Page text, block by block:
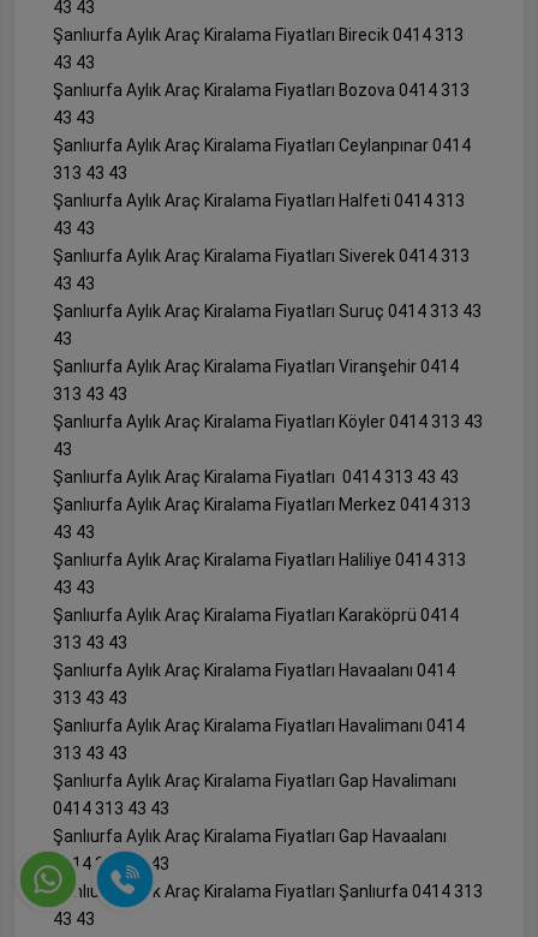
43 43
Şanlıurfa Aylık Araç Kiralama Fiyatları Birecik 0414 313
43 43
Şanlıurfa Aylık Araç Kiralama Fiyatları Bozova 0414 313
43 43
Şanlıurfa Aylık Araç Kiralama Fiyatları Ceylanpınar 0414
313 43 43
Şanlıurfa Aylık Araç Kiralama Fiyatları Halfeti 0414 313
43 43
Şanlıurfa Aylık Araç Kiralama Fiyatları Siverek 0414 313
43 43
Şanlıurfa Aylık Araç Kiralama Fiyatları Suruç 0414 313 43
43
Şanlıurfa Aylık Araç Kiralama Fiyatları Viranşehir 0414
313 43 43
Şanlıurfa Aylık Araç Kiralama Fiyatları Köyler 0414 313 43
43
Şanlıurfa Aylık Araç Kiralama Fiyatları 0414 313 43 43
Şanlıurfa Aylık Araç Kiralama Fiyatları Merkez 0414 313
43 43
Şanlıurfa Aylık Araç Kiralama Fiyatları Haliliye 0414 313
43 43
Şanlıurfa Aylık Araç Kiralama Fiyatları Karaköprü 0414
313 43 43
Şanlıurfa Aylık Araç Kiralama Fiyatları Havaalanı 0414
313 43 43
Şanlıurfa Aylık Araç Kiralama Fiyatları Havalimanı 0414
313 43 43
Şanlıurfa Aylık Araç Kiralama Fiyatları Gap Havalimanı
0414 313 43 43
Şanlıurfa Aylık Araç Kiralama Fiyatları Gap Havaalanı
0414 313 43 43
Şanlıurfa Aylık Araç Kiralama Fiyatları Şanlıurfa 0414 313
43 43